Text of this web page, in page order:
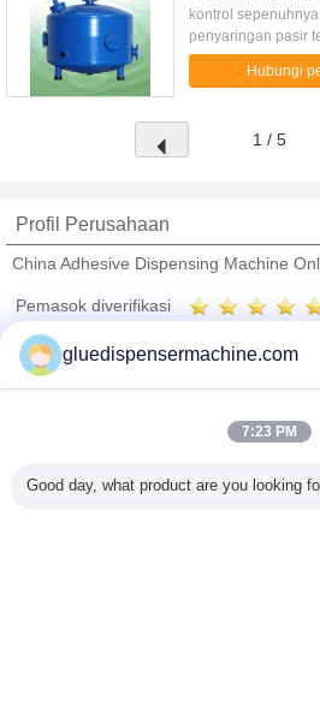
kontrol
penyaringan pasir
kecepatan tinggi
dirancang khusus
Hubungi
1 / 5
Profil Perusahaan
China Adhesive Dispensing Machine
Pemasok diverifikasi
Trust Seal
Semua produk
gluedispensermachine.com
7:23 PM
Good day, what product are you looking